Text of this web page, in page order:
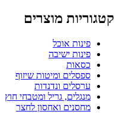
קטגוריות מוצרים
פינות אוכל
פינות ישיבה
כסאות
ספסלים ומיטות שיזוף
ערסלים ונדנדות
מנגלים, גריל ומטבחי חוץ
מחסנים ואחסון לחצר